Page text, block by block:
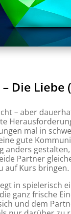
Die Liebe
– aber
mal in
gute
anders
Partner
auf Kurs bringen.
in spielerisch
ganz frische
und dem